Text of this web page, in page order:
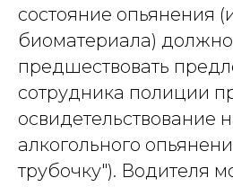
состояние опьянения
биоматериала) должно
предшествовать
сотрудника полиции
освидетельствование
алкогольного
трубочку"). Водителя